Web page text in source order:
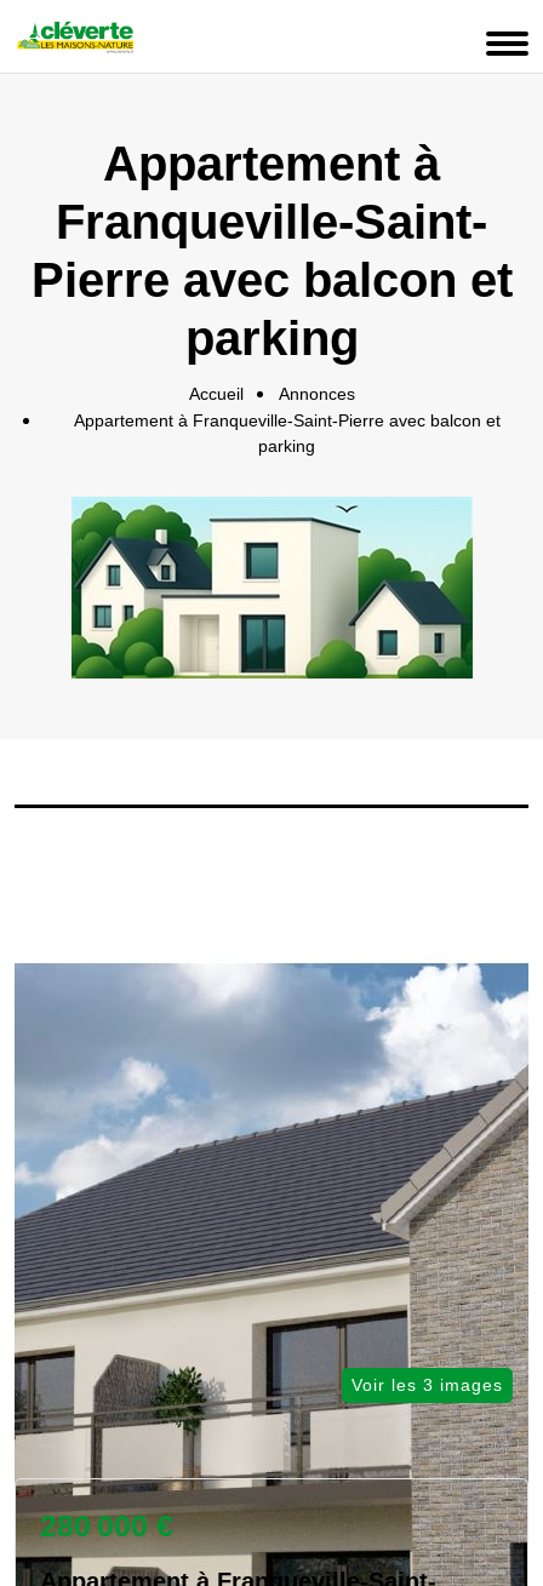
Appartement à
Franqueville-Saint-
Pierre avec balcon et
parking
Accueil
Annonces
Appartement à Franqueville-Saint-Pierre avec balcon et
parking
Voir les 3 images
280 000 €